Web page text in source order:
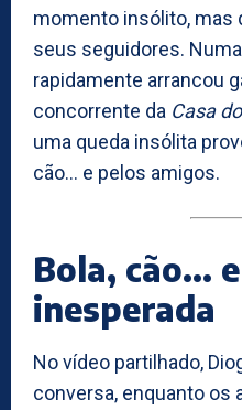
momento insólito, mas
seus seguidores.
rapidamente arrancou
concorrente da Casa
uma queda insólita
cão… e pelos amigos.
Bola, cão…
inesperada
No vídeo partilhado,
conversa, enquanto os